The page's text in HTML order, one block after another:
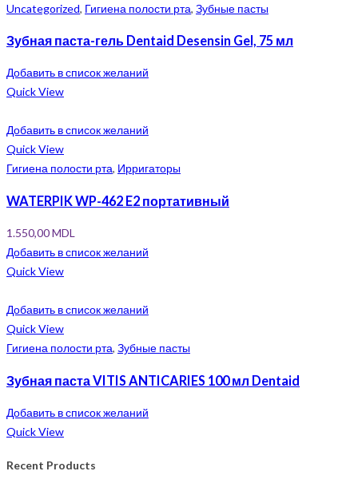
Uncategorized, Гигиена полости рта, Зубные пасты
Зубная паста-гель Dentaid Desensin Gel, 75 мл
Добавить в список желаний
Quick View
Добавить в список желаний
Quick View
Гигиена полости рта, Ирригаторы
WATERPIK WP-462 E2 портативный
1.550,00MDL
Добавить в список желаний
Quick View
Добавить в список желаний
Quick View
Гигиена полости рта, Зубные пасты
Зубная паста VITIS ANTICARIES 100 мл Dentaid
Добавить в список желаний
Quick View
Recent Products